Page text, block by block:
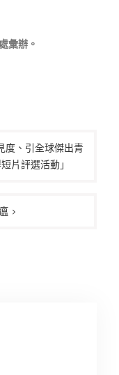
彙辦。
度、引全球傑出青
片評選活動」